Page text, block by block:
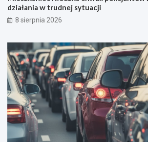
działania w trudnej sytuacji
8 sierpnia 2026